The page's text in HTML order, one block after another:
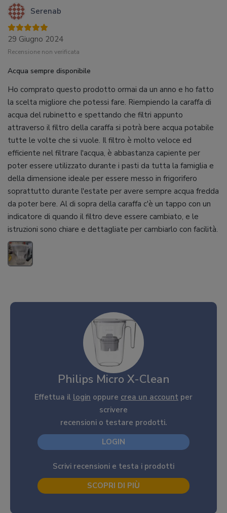
Serenab
29 Giugno 2024
Recensione non verificata
Acqua sempre disponibile
Ho comprato questo prodotto ormai da un anno e ho fatto
la scelta migliore che potessi fare. Riempiendo la caraffa di
acqua del rubinetto e spettando che filtri appunto
attraverso il filtro della caraffa si potrà bere acqua potabile
tutte le volte che si vuole. Il filtro è molto veloce ed
efficiente nel filtrare l'acqua, è abbastanza capiente per
poter essere utilizzato durante i pasti da tutta la famiglia e
della dimensione ideale per essere messo in frigorifero
soprattutto durante l'estate per avere sempre acqua fredda
da poter bere. Al di sopra della caraffa c'è un tappo con un
indicatore di quando il filtro deve essere cambiato, e le
istruzioni sono chiare e dettagliate per cambiarlo con facilità.
Philips Micro X-Clean
Effettua il login oppure crea un account per
scrivere
recensioni o testare prodotti.
LOGIN
Scrivi recensioni e testa i prodotti
SCOPRI DI PIÙ